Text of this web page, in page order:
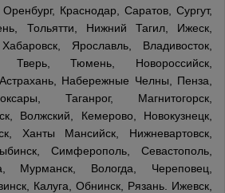
Краснодар, Саратов, Сургут,
Тольятти, Нижний Тагил, Ижеск,
Ярославль, Владивосток,
Тверь, Тюмень, Новороссийск,
Набережные Челны, Пенза,
Таганрог, Магнитогорск,
Волжский, Кемерово, Новокузнецк,
Ханты Мансийск, Нижневартовск,
Симферополь, Севастополь,
Мурманск, Вологда, Череповец,
Калуга, Обнинск, Рязань. Ижевск,